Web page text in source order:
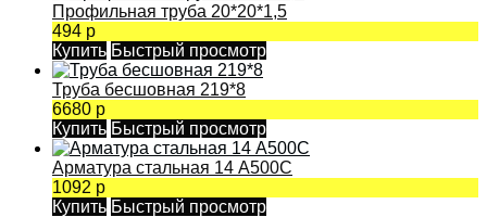
Профильная труба 20*20*1,5
494 р
Купить Быстрый просмотр
Труба бесшовная 219*8
6680 р
Купить Быстрый просмотр
Арматура стальная 14 А500С
1092 р
Купить Быстрый просмотр